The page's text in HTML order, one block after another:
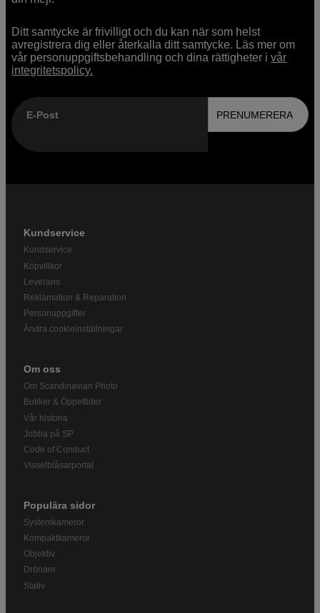
Ditt samtycke är frivilligt och du kan när som helst
avregistrera dig eller återkalla ditt samtycke. Läs mer om
vår personuppgiftsbehandling och dina rättigheter ivår
integritetspolicy.
E-Post PRENUMERERA
Kundservice
Kundservice
Köpvillkor
Leverans
Reklamation & Reparation
Personuppgifter
Ändra cookieinställningar
Om oss
Om Scandinavian Photo
Butiker & Öppettider
Vår historia
Jobba på SP
Code of Conduct
Visselblåsarportal
Populära sidor
Systemkameror
Kompaktkameror
Objektiv
Drönare
Stativ